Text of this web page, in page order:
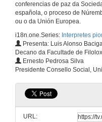
conferencias de paz da
española, o proceso de
ou o da Unión Europea.
i18n.one.Series: Interpretes
Presenta: Luis Alonso
Decano da Facultade de
Ernesto Pedrosa Silva
Presidente Consello Social,
URL:
24
24